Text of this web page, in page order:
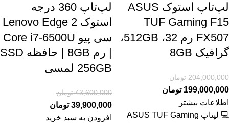
لپ‌تاپ استوک ASUS
TUF Gaming F15
FX507 رم 32، 512GB،
گرافیک 8GB
204,000,000 تومان
199,000,000 تومان
اطلاعات بیشتر
💻 لپتاپ ASUS TUF Gaming
لپ‌تاپ 360 درجه
استوک Lenovo Edge 2
سی پیو Core i7-6500U
| رم 8GB | حافظه SSD
256GB لمسی
43,600,000 تومان
39,900,000 تومان
افزودن به سبد خرید